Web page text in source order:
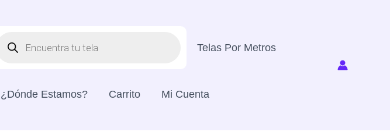
De
Telas Por Metros
¿Dónde Estamos? Carrito Mi Cuenta